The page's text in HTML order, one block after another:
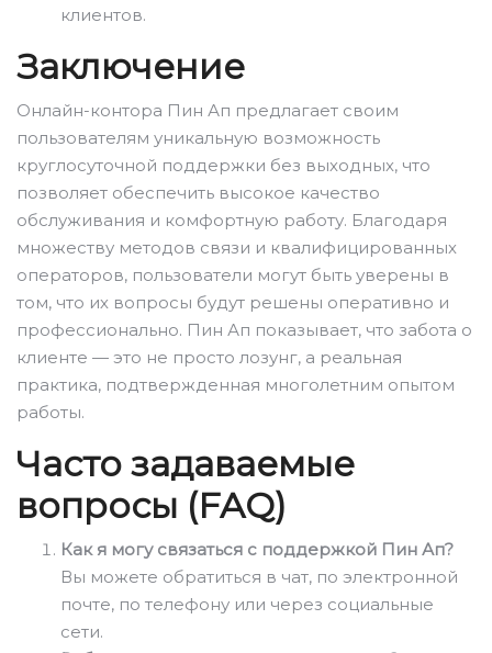
клиентов.
Заключение
Онлайн-контора Пин Ап предлагает своим
пользователям уникальную возможность
круглосуточной поддержки без выходных, что
позволяет обеспечить высокое качество
обслуживания и комфортную работу. Благодаря
множеству методов связи и квалифицированных
операторов, пользователи могут быть уверены в
том, что их вопросы будут решены оперативно и
профессионально. Пин Ап показывает, что забота о
клиенте — это не просто лозунг, а реальная
практика, подтвержденная многолетним опытом
работы.
Часто задаваемые
вопросы (FAQ)
Как я могу связаться с поддержкой Пин Ап?
Вы можете обратиться в чат, по электронной
почте, по телефону или через социальные
сети.